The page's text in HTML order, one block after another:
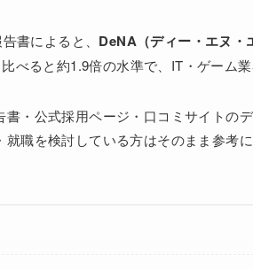
書によると、 DeNA（ディー・エヌ・
べると約1.9倍の水準で、IT・ゲーム
書・公式採用ページ・口コミサイトの
職を検討している方はそのまま参考に